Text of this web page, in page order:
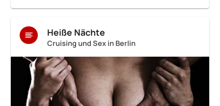
Heiße Nächte
Cruising und Sex in Berlin